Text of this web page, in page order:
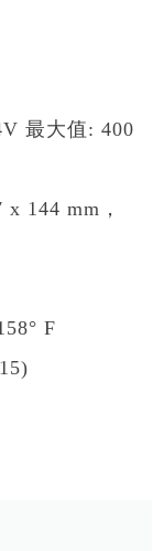
最大值: 400
144 mm，
F